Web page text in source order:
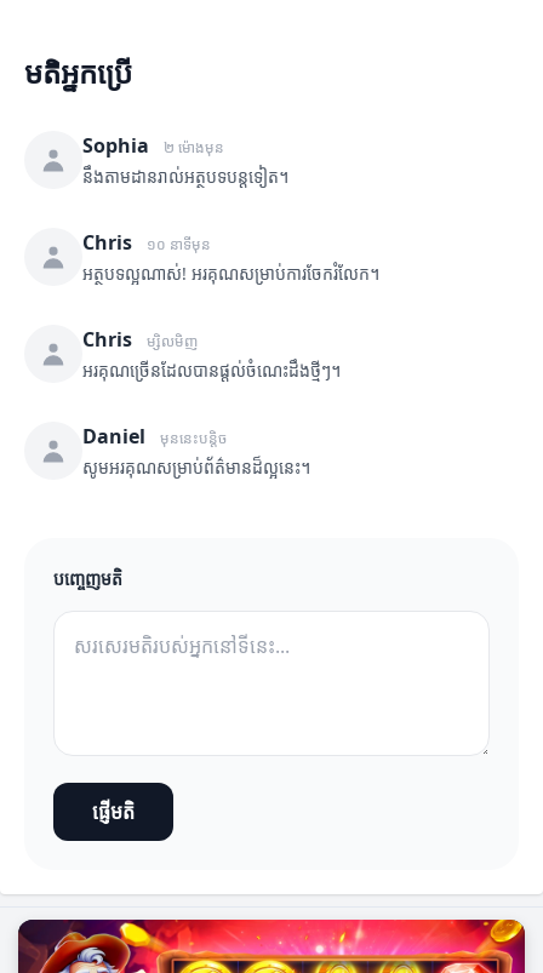
មតិអ្នកប្រើ
Sophia ២ ម៉ោងមុន
នឹងតាមដានរាល់អត្ថបទបន្តទៀត។
Chris ១០ នាទីមុន
អត្ថបទល្អណាស់! អរគុណសម្រាប់ការចែករំលែក។
Chris ម្សិលមិញ
អរគុណច្រើនដែលបានផ្តល់ចំណេះដឹងថ្មីៗ។
Daniel មុននេះបន្តិច
សូមអរគុណសម្រាប់ព័ត៌មានដ៏ល្អនេះ។
បញ្ចេញមតិ
ផ្ញើមតិ